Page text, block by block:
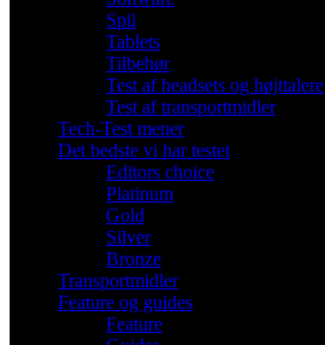
Spil
Tablets
Tilbehør
Test af headsets og højttalere
Test af transportmidler
Tech-Test mener
Det bedste vi har testet
Editors choice
Platinum
Gold
Silver
Bronze
Transportmidler
Feature og guides
Feature